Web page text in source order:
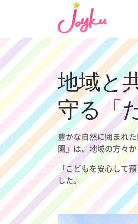
ン
ツ
へ
ス
キ
ッ
プ
地域と
守る「
豊かな自然に囲まれ
園」は、地域の方々
「こどもを安心して
した。